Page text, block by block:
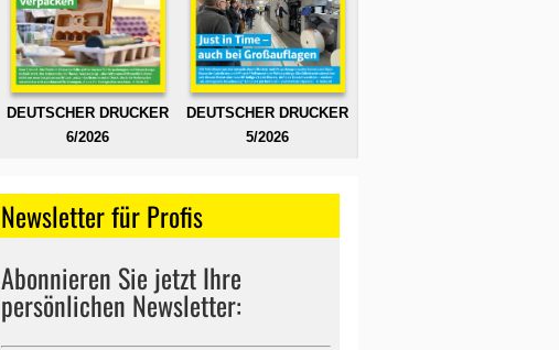
DEUTSCHER DRUCKER
6/2026
DEUTSCHER DRUCKER
5/2026
Newsletter für Profis
Abonnieren Sie jetzt Ihre
persönlichen Newsletter: